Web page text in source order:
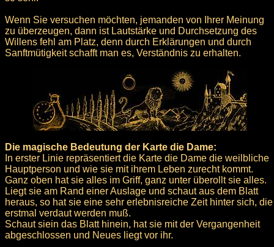
Wenn Sie versuchen möchten, jemanden von Ihrer Meinung
zu überzeugen, dann ist Lautstärke und Durchsetzung des
Willens fehl am Platz, denn durch Erklärungen und durch
Sanftmütigkeit schafft man es, Verständnis zu erhalten.
Die magische Bedeutung der Karte die Dame:
In erster Linie repräsentiert die Karte die Dame die weilbliche
Hauptperson und wie sie mit ihrem Leben zurecht kommt.
Ganz oben hat sie alles im Griff, ganz unter überollt sie alles.
Liegt sie am Rand einer Auslage und schaut aus dem Blatt
heraus, so hat sie eine sehr erlebnisreiche Zeit hinter sich, die
erstmal verdaut werden muß.
Schaut siein das Blatt hinein, hat sie mit der Vergangenheit
abgeschlossen und Neues liegt vor ihr.